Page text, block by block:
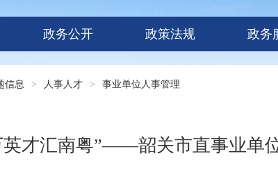
政务公开 政策法规 政务
信息 > 人事人才 > 事业单位人事管理
英才汇南粤”——韶关市直事业单